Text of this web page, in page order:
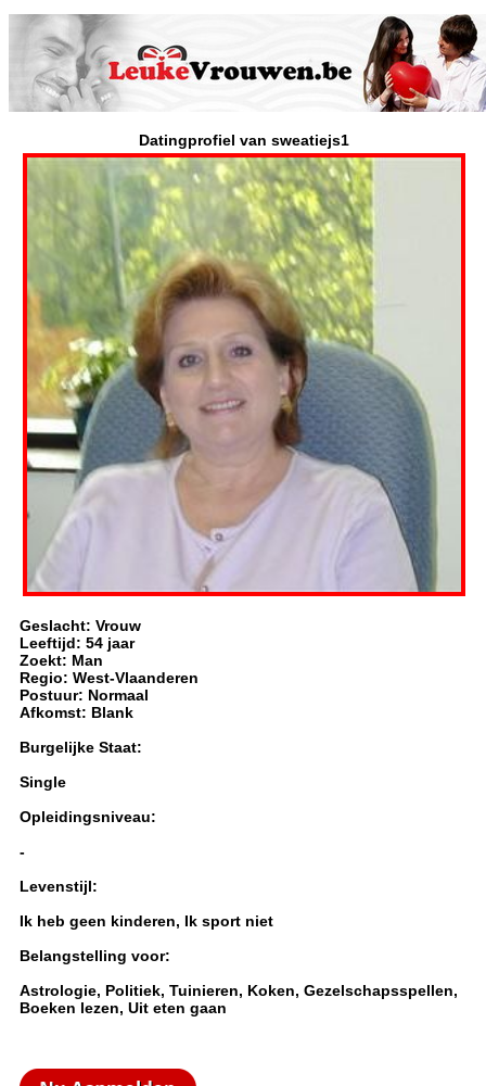
Datingprofiel van sweatiejs1
Geslacht: Vrouw
Leeftijd: 54 jaar
Zoekt: Man
Regio: West-Vlaanderen
Postuur: Normaal
Afkomst: Blank
Burgelijke Staat:
Single
Opleidingsniveau:
-
Levenstijl:
Ik heb geen kinderen, Ik sport niet
Belangstelling voor:
Astrologie, Politiek, Tuinieren, Koken, Gezelschapsspellen,
Boeken lezen, Uit eten gaan